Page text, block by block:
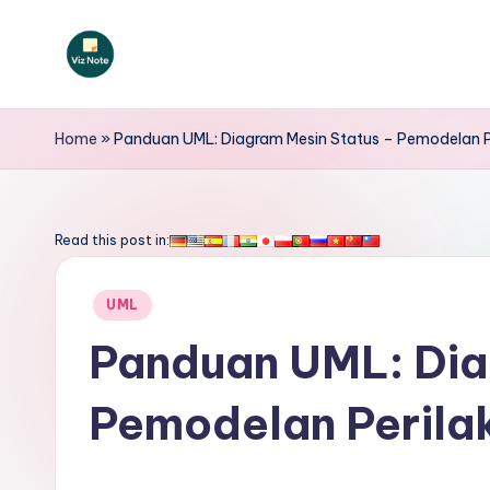
V
iz
o
Home »Panduan UML: Diagram Mesin Status – Pemodelan
Read this post in:
Posted
UML
Panduan UML:
Pemodelan